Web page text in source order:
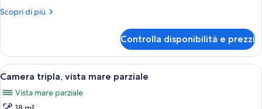
parziale
Scopri di più
Altri
Standard,
vista
mare
Controlla disponibilità e prezzi
Apri
tutte
le
Una stanza con un letto, un
4
Camera tripla, vista mare parziale
Vista mare parziale